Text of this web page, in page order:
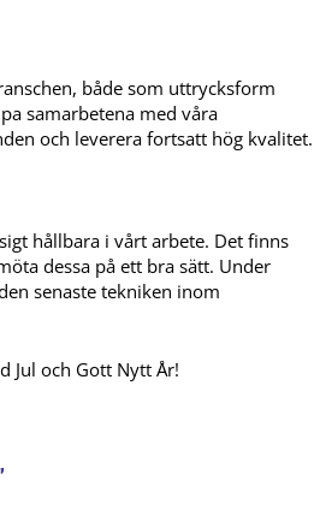
både som uttrycksform
samarbetena med våra
och leverera fortsatt hög kvalitet.
hållbara i vårt arbete. Det finns
dessa på ett bra sätt. Under
senaste tekniken inom
Jul och Gott Nytt År!